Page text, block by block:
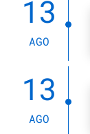
13
AGO
13
AGO